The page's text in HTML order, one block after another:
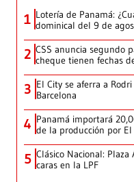
1 Lotería de Panamá:
dominical del 9 de
2 CSS anuncia segundo
cheque tienen fechas
3 El City se aferra a
Barcelona
4 Panamá importará
de la producción por
5 Clásico Nacional:
caras en la LPF